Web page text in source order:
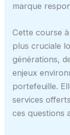
marque
Cette course
plus cruciale
générations,
enjeux
portefeuille.
services
ces questions